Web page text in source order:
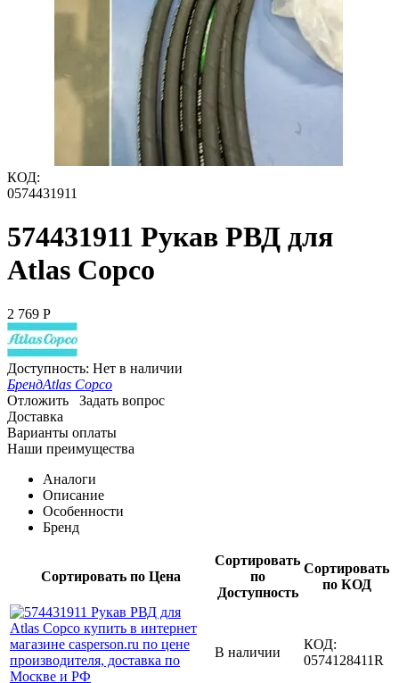
КОД:
0574431911
574431911 Рукав РВД для
Atlas Copco
2 769 Р
Доступность: Нет в наличии
БрендAtlas Copco
Отложить
Задать вопрос
Доставка
Варианты оплаты
Наши преимущества
Аналоги
Описание
Особенности
Бренд
Сортировать по Цена
Сортировать
по
Доступность
Сортировать
по КОД
В наличии
КОД:
0574128411R